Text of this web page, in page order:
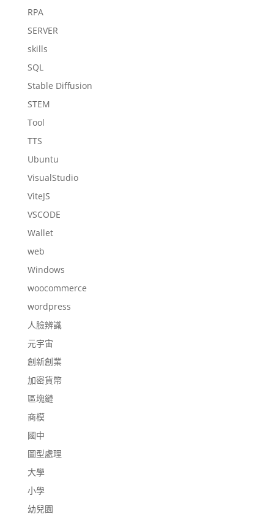
RPA
SERVER
skills
SQL
Stable Diffusion
STEM
Tool
TTS
Ubuntu
VisualStudio
ViteJS
VSCODE
Wallet
web
Windows
woocommerce
wordpress
人臉辨識
元宇宙
創新創業
加密貨幣
區塊鏈
商模
國中
圖型處理
大學
小學
幼兒園